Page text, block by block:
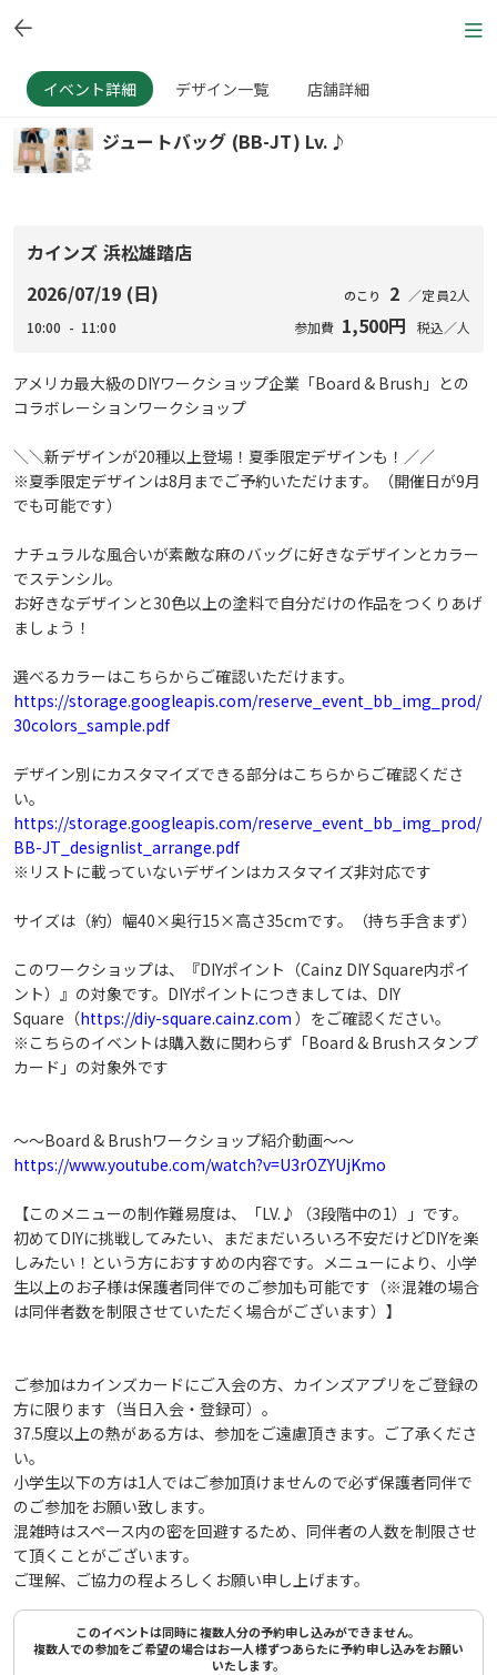
イベント詳細 デザイン一覧 店舗詳細
ジュートバッグ (BB-JT) Lv.♪
カインズ 浜松雄踏店
2026/07/19 (日)
10:00 - 11:00
のこり 2 ／定員2人
参加費 1,500円 税込／人
アメリカ最大級のDIYワークショップ企業「Board & Brush」との
コラボレーションワークショップ
＼＼新デザインが20種以上登場！夏季限定デザインも！／／
※夏季限定デザインは8月までご予約いただけます。（開催日が9月
でも可能です）
ナチュラルな風合いが素敵な麻のバッグに好きなデザインとカラー
でステンシル。
お好きなデザインと30色以上の塗料で自分だけの作品をつくりあげ
ましょう！
選べるカラーはこちらからご確認いただけます。
https://storage.googleapis.com/reserve_event_bb_img_prod/
30colors_sample.pdf
デザイン別にカスタマイズできる部分はこちらからご確認くださ
い。
https://storage.googleapis.com/reserve_event_bb_img_prod/
BB-JT_designlist_arrange.pdf
※リストに載っていないデザインはカスタマイズ非対応です
サイズは（約）幅40×奥行15×高さ35cmです。（持ち手含まず）
このワークショップは、『DIYポイント（Cainz DIY Square内ポイ
ント）』の対象です。DIYポイントにつきましては、DIY
Square（https://diy-square.cainz.com ）をご確認ください。
※こちらのイベントは購入数に関わらず「Board & Brushスタンプ
カード」の対象外です
～～Board & Brushワークショップ紹介動画～～
https://www.youtube.com/watch?v=U3rOZYUjKmo
【このメニューの制作難易度は、「LV.♪（3段階中の1）」です。
初めてDIYに挑戦してみたい、まだまだいろいろ不安だけどDIYを楽
しみたい！という方におすすめの内容です。メニューにより、小学
生以上のお子様は保護者同伴でのご参加も可能です（※混雑の場合
は同伴者数を制限させていただく場合がございます）】
ご参加はカインズカードにご入会の方、カインズアプリをご登録の
方に限ります（当日入会・登録可）。
37.5度以上の熱がある方は、参加をご遠慮頂きます。ご了承くださ
い。
小学生以下の方は1人ではご参加頂けませんので必ず保護者同伴で
のご参加をお願い致します。
混雑時はスペース内の密を回避するため、同伴者の人数を制限させ
て頂くことがございます。
ご理解、ご協力の程よろしくお願い申し上げます。
このイベントは同時に複数人分の予約申し込みができません。
複数人での参加をご希望の場合はお一人様ずつあらたに予約申し込みをお願い
いたします。
戻る